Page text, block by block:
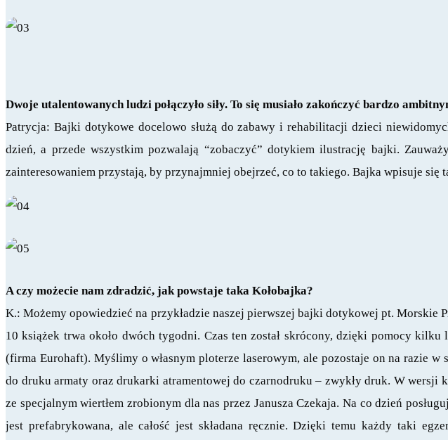
Dwoje utalentowanych ludzi połączyło siły. To się musiało zakończyć bardzo
Patrycja: Bajki dotykowe docelowo służą do zabawy i rehabilitacji dzieci
dzień, a przede wszystkim pozwalają “zobaczyć” dotykiem ilustrację bajki.
zainteresowaniem przystają, by przynajmniej obejrzeć, co to takiego. Bajka wpisuje się
A czy możecie nam zdradzić, jak powstaje taka Kołobajka?
K.: Możemy opowiedzieć na przykładzie naszej pierwszej bajki dotykowej pt. Morskie
10 książek trwa około dwóch tygodni. Czas ten został skrócony, dzięki pomocy
(firma Eurohaft). Myślimy o własnym ploterze laserowym, ale pozostaje on na razie
do druku armaty oraz drukarki atramentowej do czarnodruku – zwykły druk. W
ze specjalnym wiertłem zrobionym dla nas przez Janusza Czekaja. Na co dzień
jest prefabrykowana, ale całość jest składana ręcznie. Dzięki temu każdy taki